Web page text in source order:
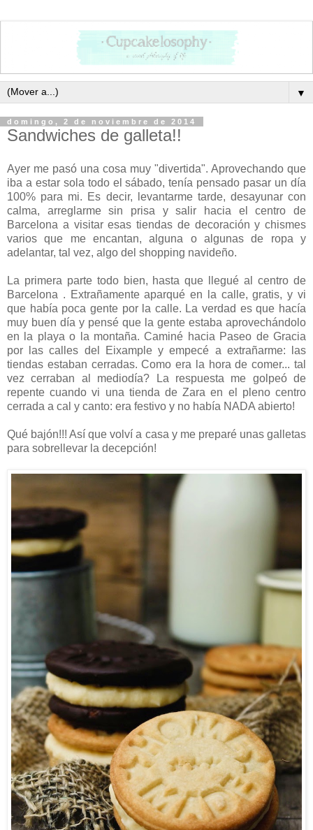
▼
domingo, 2 de noviembre de 2014
Sandwiches de galleta!!
Ayer me pasó una cosa muy "divertida". Aprovechando que
iba a estar sola todo el sábado, tenía pensado pasar un día
100% para mi. Es decir, levantarme tarde, desayunar con
calma, arreglarme sin prisa y salir hacia el centro de
Barcelona a visitar esas tiendas de decoración y chismes
varios que me encantan, alguna o algunas de ropa y
adelantar, tal vez, algo del shopping navideño.
La primera parte todo bien, hasta que llegué al centro de
Barcelona . Extrañamente aparqué en la calle, gratis, y vi
que había poca gente por la calle. La verdad es que hacía
muy buen día y pensé que la gente estaba aprovechándolo
en la playa o la montaña. Caminé hacia Paseo de Gracia
por las calles del Eixample y empecé a extrañarme: las
tiendas estaban cerradas. Como era la hora de comer... tal
vez cerraban al mediodía? La respuesta me golpeó de
repente cuando vi una tienda de Zara en el pleno centro
cerrada a cal y canto: era festivo y no había NADA abierto!
Qué bajón!!! Así que volví a casa y me preparé unas galletas
para sobrellevar la decepción!